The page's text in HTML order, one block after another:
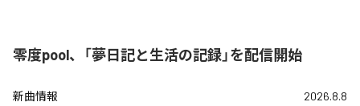
零度pool、「夢日記と生活の記録」を配信開始
新曲情報 2026.8.8